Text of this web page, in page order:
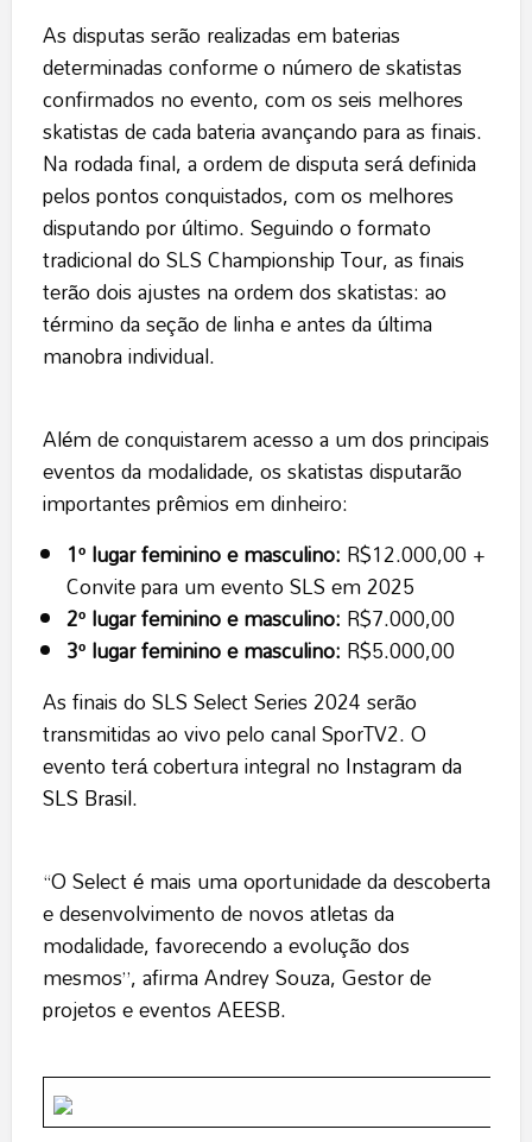
As disputas serão realizadas em baterias
determinadas conforme o número de skatistas
confirmados no evento, com os seis melhores
skatistas de cada bateria avançando para as finais.
Na rodada final, a ordem de disputa será definida
pelos pontos conquistados, com os melhores
disputando por último. Seguindo o formato
tradicional do SLS Championship Tour, as finais
terão dois ajustes na ordem dos skatistas: ao
término da seção de linha e antes da última
manobra individual.
Além de conquistarem acesso a um dos principais
eventos da modalidade, os skatistas disputarão
importantes prêmios em dinheiro:
1º lugar feminino e masculino: R$12.000,00 +
Convite para um evento SLS em 2025
2º lugar feminino e masculino: R$7.000,00
3º lugar feminino e masculino: R$5.000,00
As finais do SLS Select Series 2024 serão
transmitidas ao vivo pelo canal SporTV2. O
evento terá cobertura integral no Instagram da
SLS Brasil.
“O Select é mais uma oportunidade da descoberta
e desenvolvimento de novos atletas da
modalidade, favorecendo a evolução dos
mesmos”, afirma Andrey Souza, Gestor de
projetos e eventos AEESB.